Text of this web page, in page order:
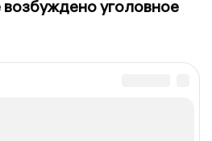
уголовное